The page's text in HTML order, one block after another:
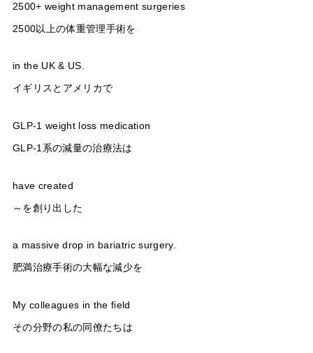
2500+ weight management surgeries
2500以上の体重管理手術を
in the UK & US.
イギリスとアメリカで
GLP-1 weight loss medication
GLP-1系の減量の治療法は
have created
～を創り出した
a massive drop in bariatric surgery.
肥満治療手術の大幅な減少を
My colleagues in the field
その分野の私の同僚たちは